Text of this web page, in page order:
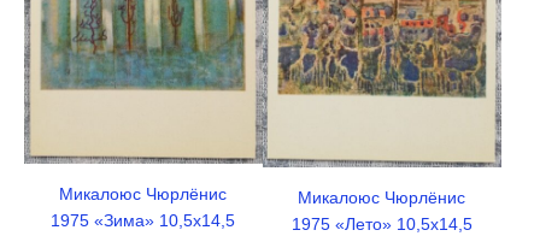
Микалоюс Чюрлёнис
1975 «Зима» 10,5x14,5
Микалоюс Чюрлёнис
1975 «Лето» 10,5x14,5